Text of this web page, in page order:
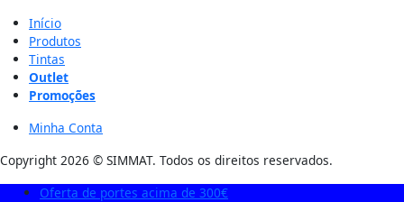
Início
Produtos
Tintas
Outlet
Promoções
Minha Conta
Copyright 2026 © SIMMAT. Todos os direitos reservados.
Oferta de portes acima de 300€